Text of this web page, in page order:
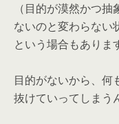
（目的が漠然かつ抽
ないのと変わらない
という場合もありま
目的がないから、何
抜けていってしまう